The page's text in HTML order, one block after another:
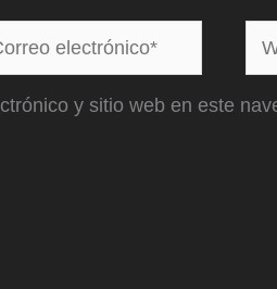
y sitio web en este